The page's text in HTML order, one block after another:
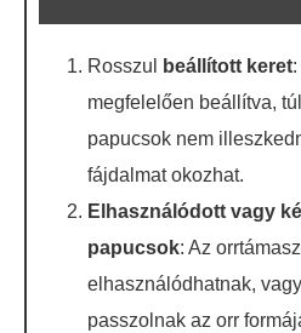
Rosszul beállított keret
megfelelően beállítva,
papucsok nem
fájdalmat okozhat.
Elhasználódott vagy
papucsok: Az
elhasználódhatnak,
passzolnak az orr